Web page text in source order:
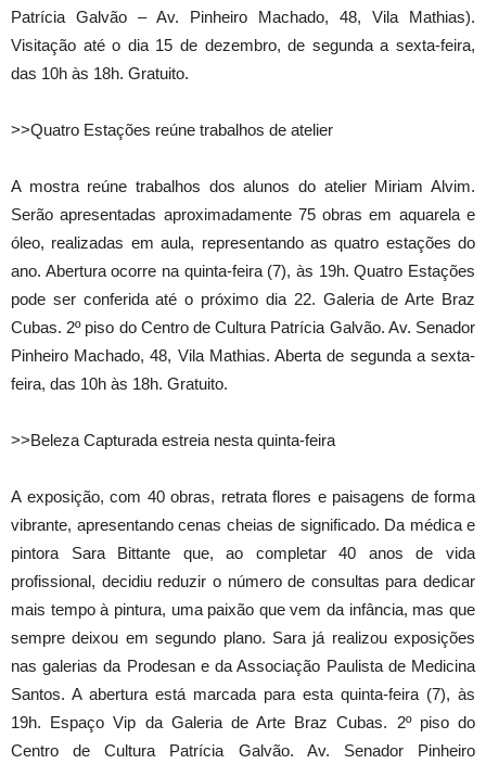
Patrícia Galvão – Av. Pinheiro Machado, 48, Vila Mathias).
Visitação até o dia 15 de dezembro, de segunda a sexta-feira,
das 10h às 18h. Gratuito.
>>Quatro Estações reúne trabalhos de atelier
A mostra reúne trabalhos dos alunos do atelier Miriam Alvim.
Serão apresentadas aproximadamente 75 obras em aquarela e
óleo, realizadas em aula, representando as quatro estações do
ano. Abertura ocorre na quinta-feira (7), às 19h. Quatro Estações
pode ser conferida até o próximo dia 22. Galeria de Arte Braz
Cubas. 2º piso do Centro de Cultura Patrícia Galvão. Av. Senador
Pinheiro Machado, 48, Vila Mathias. Aberta de segunda a sexta-
feira, das 10h às 18h. Gratuito.
>>Beleza Capturada estreia nesta quinta-feira
A exposição, com 40 obras, retrata flores e paisagens de forma
vibrante, apresentando cenas cheias de significado. Da médica e
pintora Sara Bittante que, ao completar 40 anos de vida
profissional, decidiu reduzir o número de consultas para dedicar
mais tempo à pintura, uma paixão que vem da infância, mas que
sempre deixou em segundo plano. Sara já realizou exposições
nas galerias da Prodesan e da Associação Paulista de Medicina
Santos. A abertura está marcada para esta quinta-feira (7), às
19h. Espaço Vip da Galeria de Arte Braz Cubas. 2º piso do
Centro de Cultura Patrícia Galvão. Av. Senador Pinheiro